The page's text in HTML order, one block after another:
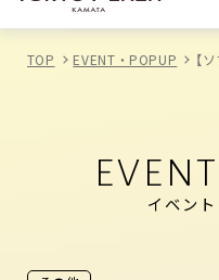
TOP EVENT・POPUP 【
イベン